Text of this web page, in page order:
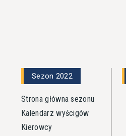
Sezon 2022
Strona główna sezonu
Kalendarz wyścigów
Kierowcy